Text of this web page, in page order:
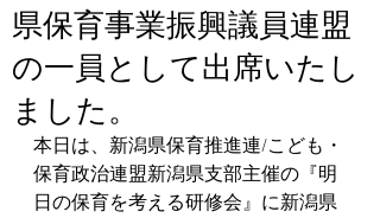
県保育事業振興議員連盟
の一員として出席いたし
ました。
本日は、新潟県保育推進連/こども・
保育政治連盟新潟県支部主催の『明
日の保育を考える研修会』に新潟県